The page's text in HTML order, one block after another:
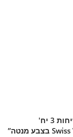
היה הראשון לכתוב סקירה “סט מזוודות קשיחות 3 יח'